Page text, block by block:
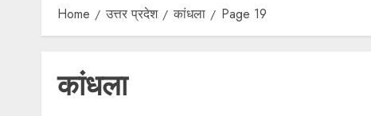
Home उत्तर प्रदेश कांधला Page 19
कांधला